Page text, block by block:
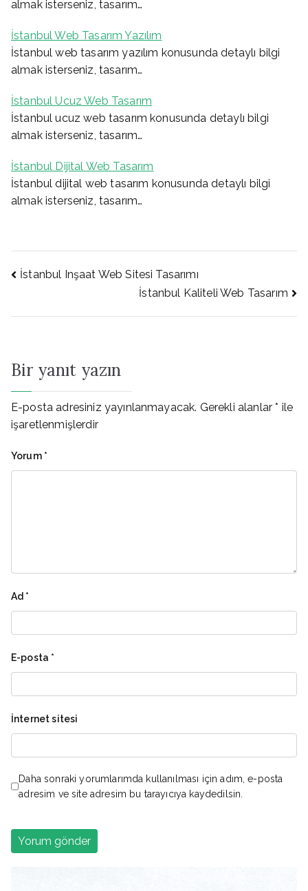
almak isterseniz, tasarım…
İstanbul Web Tasarım Yazılım
İstanbul web tasarım yazılım konusunda detaylı bilgi
almak isterseniz, tasarım…
İstanbul Ucuz Web Tasarım
İstanbul ucuz web tasarım konusunda detaylı bilgi
almak isterseniz, tasarım…
İstanbul Dijital Web Tasarım
İstanbul dijital web tasarım konusunda detaylı bilgi
almak isterseniz, tasarım…
Yazı
İstanbul Inşaat Web Sitesi Tasarımı
İstanbul Kaliteli Web Tasarım
Bir yanıt yazın
E-posta adresiniz yayınlanmayacak. Gerekli alanlar* ile
işaretlenmişlerdir
Yorum *
Ad *
E-posta *
İnternet sitesi
Daha sonraki yorumlarımda kullanılması için adım, e-posta
adresim ve site adresim bu tarayıcıya kaydedilsin.